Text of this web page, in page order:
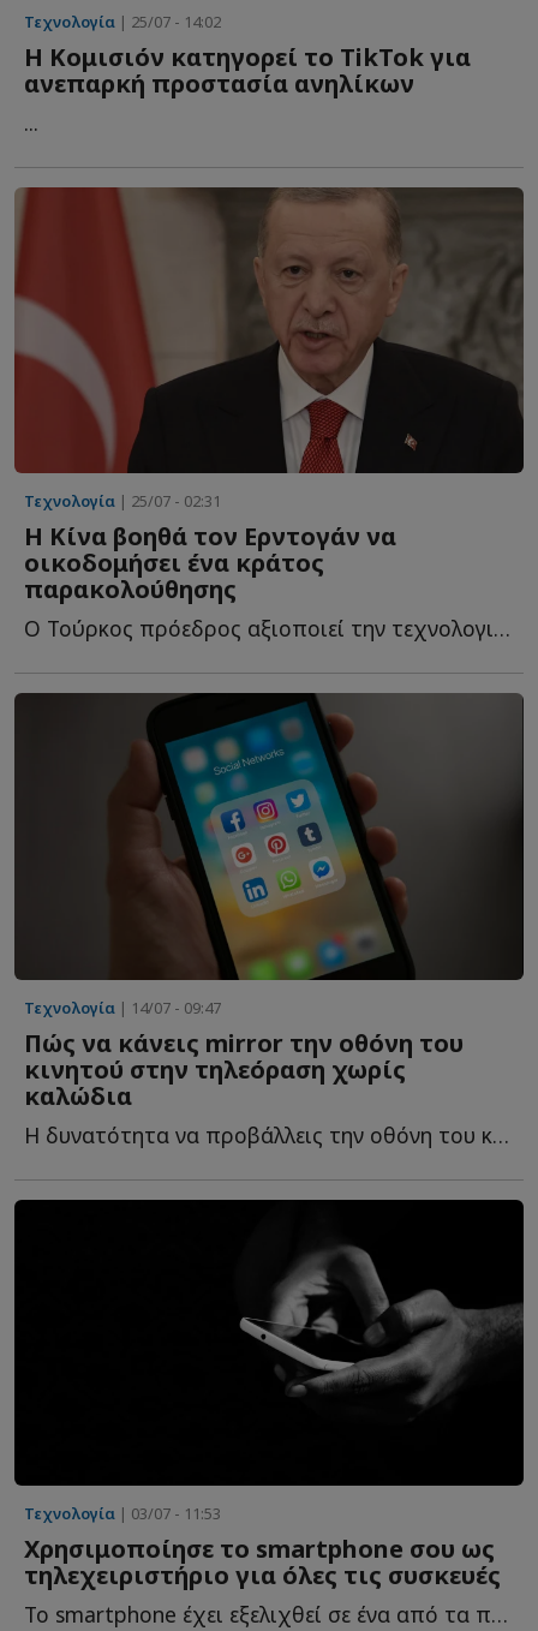
Τεχνολογία | 25/07 - 14:02
Η Κομισιόν κατηγορεί το TikTok για
ανεπαρκή προστασία ανηλίκων
...
Τεχνολογία | 25/07 - 02:31
Η Κίνα βοηθά τον Ερντογάν να
οικοδομήσει ένα κράτος
παρακολούθησης
Ο Τούρκος πρόεδρος αξιοποιεί την τεχνολογική συνεργασία μ...
Τεχνολογία | 14/07 - 09:47
Πώς να κάνεις mirror την οθόνη του
κινητού στην τηλεόραση χωρίς
καλώδια
Η δυνατότητα να προβάλλεις την οθόνη του κινητού σου σ...
Τεχνολογία | 03/07 - 11:53
Χρησιμοποίησε το smartphone σου ως
τηλεχειριστήριο για όλες τις συσκευές
Το smartphone έχει εξελιχθεί σε ένα από τα πιο ευέλικτα εργαλεία τ...